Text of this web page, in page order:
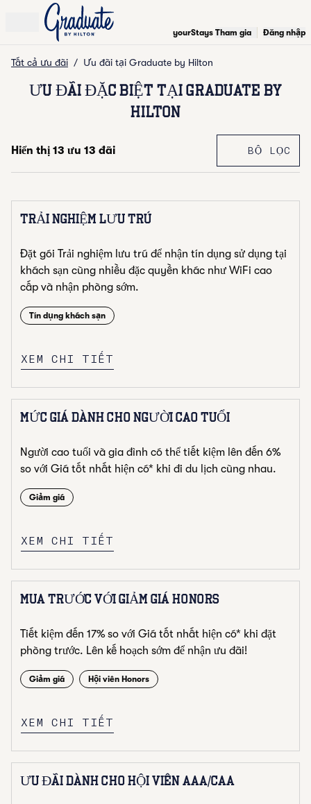
Bỏ qua và đi đến nội dung
yourStays Tham gia Đăng nhập
Tất cả ưu đãi / Ưu đãi tại Graduate by Hilton
ƯU ĐÃI ĐẶC BIỆT TẠI GRADUATE BY
HILTON
Hiển thị 13 ưu 13 đãiHiển thị 13 ưu 13 đãi ƯU ĐÃI
BỘ LỌC
TRẢI NGHIỆM LƯU TRÚ
Đặt gói Trải nghiệm lưu trú để nhận tín dụng sử dụng tại
khách sạn cùng nhiều đặc quyền khác như WiFi cao
cấp và nhận phòng sớm.
Tín dụng khách sạn
XEM CHI TIẾT
MỨC GIÁ DÀNH CHO NGƯỜI CAO TUỔI
Người cao tuổi và gia đình có thể tiết kiệm lên đến 6%
so với Giá tốt nhất hiện có* khi đi du lịch cùng nhau.
Giảm giá
XEM CHI TIẾT
MUA TRƯỚC VỚI GIẢM GIÁ HONORS
Tiết kiệm đến 17% so với Giá tốt nhất hiện có* khi đặt
phòng trước. Lên kế hoạch sớm để nhận ưu đãi!
Giảm giá Hội viên Honors
XEM CHI TIẾT
ƯU ĐÃI DÀNH CHO HỘI VIÊN AAA/CAA